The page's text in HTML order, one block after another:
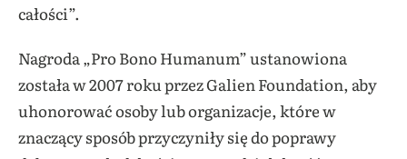
całości”.
Nagroda „Pro Bono Humanum” ustanowiona
została w 2007 roku przez Galien Foundation, aby
uhonorować osoby lub organizacje, które w
znaczący sposób przyczyniły się do poprawy